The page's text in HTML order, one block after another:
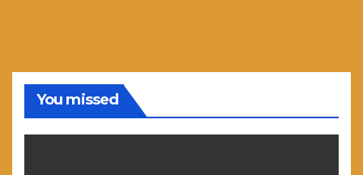
You missed